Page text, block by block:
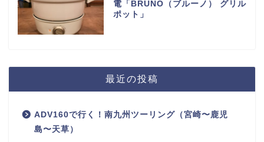
電「BRUNO（ブルーノ） グリル
ポット」
最近の投稿
ADV160で行く！南九州ツーリング（宮崎〜鹿児
島〜天草）